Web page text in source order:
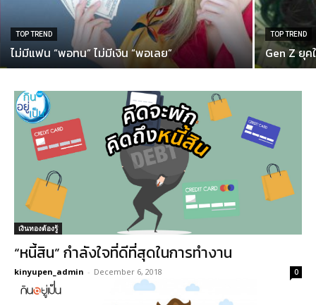
TOP TREND
ไม่มีแฟน “พอทน” ไม่มีเงิน “พอเลย”
TOP TREND
Gen Z ยุค
เงินทองต้องรู้
“หนี้สิน” กำลังใจที่ดีที่สุดในการทำงาน
kinyupen_admin - December 6, 2018 0